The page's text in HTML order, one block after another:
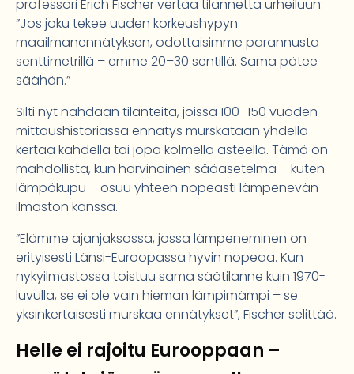
professori Erich Fischer vertaa tilannetta urheiluun:
”Jos joku tekee uuden korkeushypyn
maailmanennätyksen, odottaisimme parannusta
senttimetrillä – emme 20–30 sentillä. Sama pätee
säähän.”
Silti nyt nähdään tilanteita, joissa 100–150 vuoden
mittaushistoriassa ennätys murskataan yhdellä
kertaa kahdella tai jopa kolmella asteella. Tämä on
mahdollista, kun harvinainen sääasetelma – kuten
lämpökupu – osuu yhteen nopeasti lämpenevän
ilmaston kanssa.
”Elämme ajanjaksossa, jossa lämpeneminen on
erityisesti Länsi-Euroopassa hyvin nopeaa. Kun
nykyilmastossa toistuu sama säätilanne kuin 1970-
luvulla, se ei ole vain hieman lämpimämpi – se
yksinkertaisesti murskaa ennätykset”, Fischer selittää.
Helle ei rajoitu Eurooppaan –